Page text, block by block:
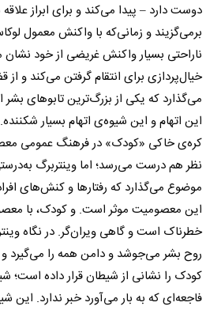
دوست دارد – پیدا می‌کند و برای ابراز
برمی‌گزیند و زمانی‌که با واکنش معمول
ناراحتی بسیار واکنش غریضی از خود
خیال‌پردازی برای انتقام گرفتن می‌کند و
می‌گذارد که یکی از بزرگ‌ترین تابوهای
این اتهام و این شیوه‌ی اتهام بسیار
کره‌ی خاکی «کودک» در فرهنگ عمومی
نظر هم درست می‌رسد؛ اما وینتربرگ
موضوع می‌گذارد که رفتارها و کنش‌های
این معصومیت موثر است. و کودک، با
خطرناک است و گاهی ویران‌گر. در نگاه
روح بشر می‌جوشد و دامن همه را می‌گیرد و
کودک را نشانی از شیطان قرار داده است؛
فاجعه‌ای که به بار می‌آورد خبر ندارد. این